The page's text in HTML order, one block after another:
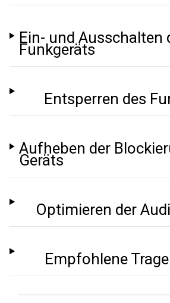
Ein- und Ausschalten
Funkgeräts
Entsperren des
Aufheben der
Geräts
Optimieren der
Empfohlene